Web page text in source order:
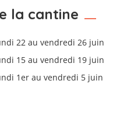
la cantine
22 au vendredi 26 juin
15 au vendredi 19 juin
1er au vendredi 5 juin